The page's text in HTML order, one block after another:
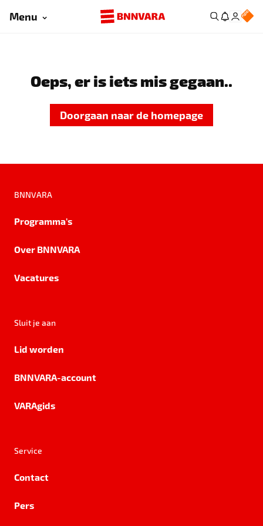
Menu
Oeps, er is iets mis gegaan..
Doorgaan naar de homepage
BNNVARA
Programma's
Over BNNVARA
Vacatures
Sluit je aan
Lid worden
BNNVARA-account
VARAgids
Service
Contact
Pers